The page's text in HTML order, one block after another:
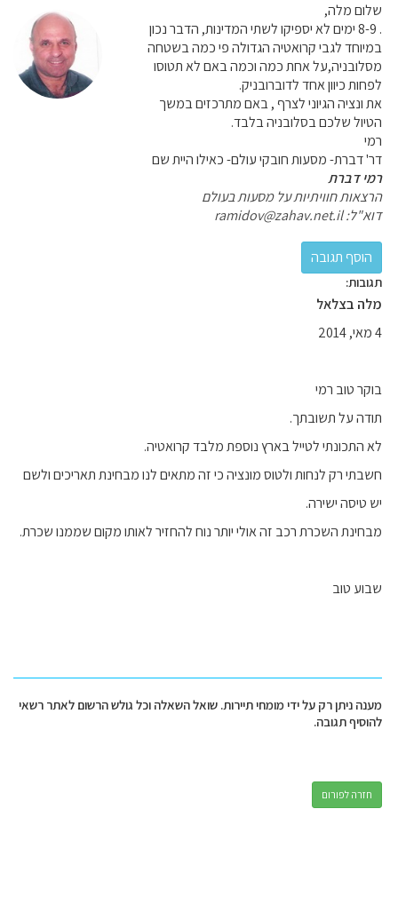
שלום מלה,
. 8-9 ימים לא יספיקו לשתי המדינות, הדבר נכון
במיוחד לגבי קרואטיה הגדולה פי כמה בשטחה
מסלובניה,על אחת כמה וכמה באם לא תטוסו
לפחות כיוון אחד לדוברובניק.
את ונציה הגיוני לצרף , באם מתרכזים במשך
הטיול שלכם בסלובניה בלבד.
רמי
דר' דברת- מסעות חובקי עולם- כאילו היית שם
רמי דברת
הרצאות חוויתיות על מסעות בעולם
דוא"ל: ramidov@zahav.net.il
תגובות:
מלה בצלאל
4 מאי, 2014
בוקר טוב רמי
תודה על תשובתך.
לא התכונתי לטייל בארץ נוספת מלבד קרואטיה.
חשבתי רק לנחות ולטוס מונציה כי זה מתאים לנו מבחינת תאריכים ולשם
יש טיסה ישירה.
מבחינת השכרת רכב זה אולי יותר נוח להחזיר לאותו מקום שממנו שכרת.
שבוע טוב
מענה ניתן רק על ידי מומחי תיירות. שואל השאלה וכל גולש הרשום לאתר רשאי
להוסיף תגובה.
חזרה לפורום